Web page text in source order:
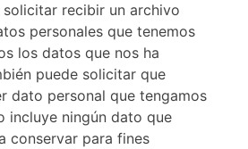
recibir un archivo
personales que tenemos
los datos que nos ha
puede solicitar que
dato personal que tengamos
incluye ningún dato que
conservar para fines